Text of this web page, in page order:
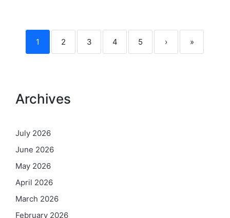
1 2 3 4 5 › »
Archives
July 2026
June 2026
May 2026
April 2026
March 2026
February 2026